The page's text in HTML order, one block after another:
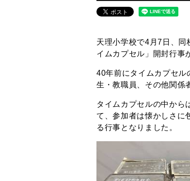
天理小学校で4月7日、
イムカプセル」開封行事
40年前にタイムカプセル
生・教職員、その他関係
タイムカプセルの中から
て、参加者は懐かしさに
る行事となりました。